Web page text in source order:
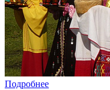
Подробнее